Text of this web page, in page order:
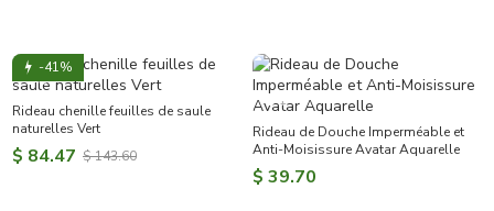
-41%
Rideau chenille feuilles de saule
naturelles Vert
$ 84.47 $ 143.60
Rideau de Douche Imperméable et
Anti-Moisissure Avatar Aquarelle
$ 39.70